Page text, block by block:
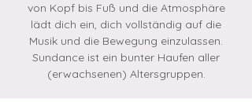
von Kopf bis Fuß und die Atmosphäre
lädt dich ein, dich vollständig auf die
Musik und die Bewegung einzulassen.
Sundance ist ein bunter Haufen aller